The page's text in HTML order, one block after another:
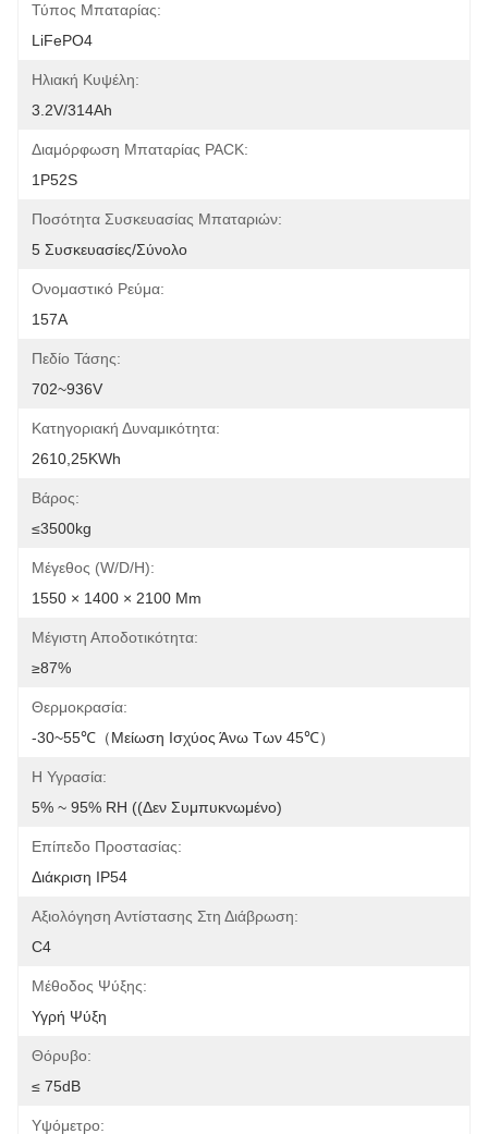
Τύπος Μπαταρίας:
LiFePO4
Ηλιακή Κυψέλη:
3.2V/314Ah
Διαμόρφωση Μπαταρίας PACK:
1P52S
Ποσότητα Συσκευασίας Μπαταριών:
5 Συσκευασίες/σύνολο
Ονομαστικό Ρεύμα:
157Α
Πεδίο Τάσης:
702~936V
Κατηγοριακή Δυναμικότητα:
2610,25KWh
Βάρος:
≤3500kg
Μέγεθος (W/D/H):
1550 × 1400 × 2100 Mm
Μέγιστη Αποδοτικότητα:
≥87%
Θερμοκρασία:
-30~55℃（Μείωση Ισχύος Άνω Των 45℃）
Η Υγρασία:
5% ~ 95% RH ((Δεν Συμπυκνωμένο)
Επίπεδο Προστασίας:
Διάκριση IP54
Αξιολόγηση Αντίστασης Στη Διάβρωση:
C4
Μέθοδος Ψύξης:
Υγρή Ψύξη
Θόρυβο:
≤ 75dB
Υψόμετρο: